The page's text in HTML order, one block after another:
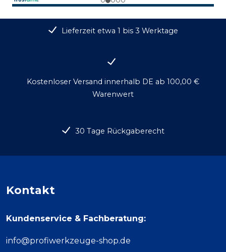
Lieferzeit etwa 1 bis 3 Werktage
Kostenloser Versand innerhalb DE ab 100,00 €
Warenwert
30 Tage Rückgaberecht
Kontakt
Kundenservice & Fachberatung:
info@profiwerkzeuge-shop.de